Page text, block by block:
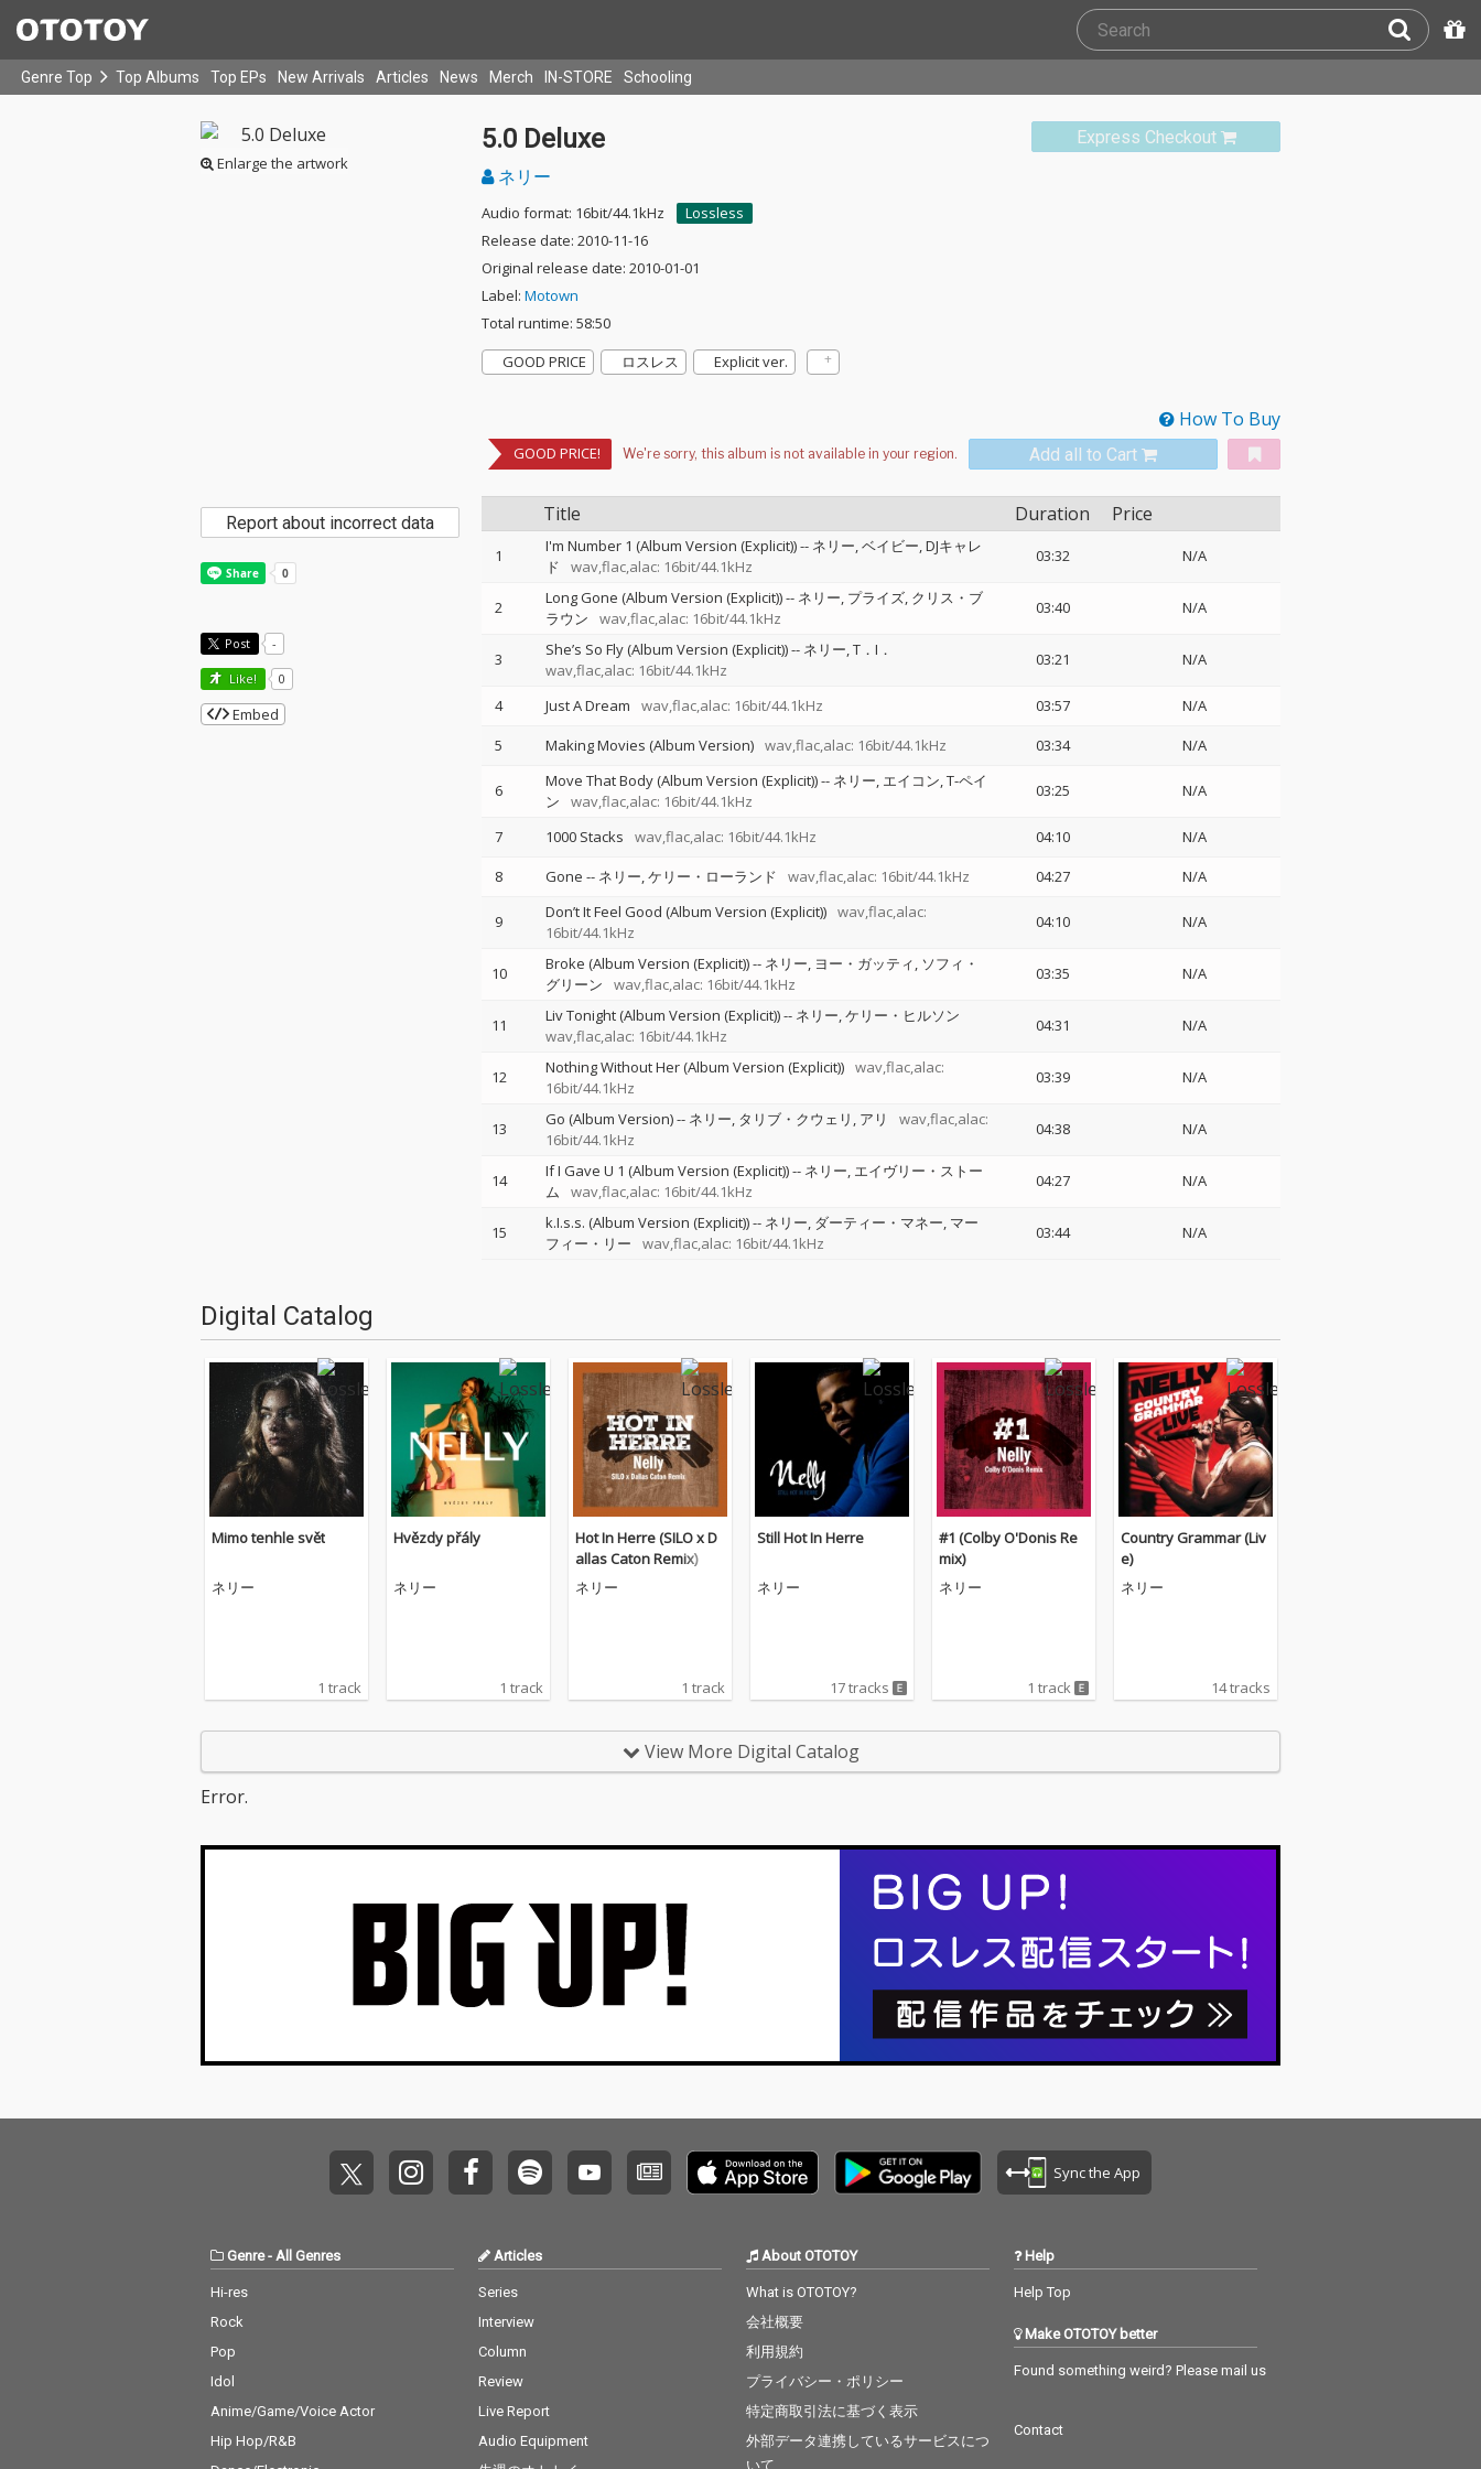
Genre Top Top Albums Top EPs New Arrivals Articles News Merch IN-STORE Schooling
Enlarge the artwork
Express Checkout
5.0 Deluxe
ネリー
Audio format: 16bit/44.1kHz
Lossless
Release date: 2010-11-16
Original release date: 2010-01-01
Label: Motown
Total runtime: 58:50
GOOD PRICE
ロスレス Explicit ver.
How To Buy
GOOD PRICE! Add all to Cart
Title Duration Price
1 I'm Number 1 (Album Version (Explicit))-- ネリー ベイビー DJキャレ
ド
wav,flac,alac: 16bit/44.1kHz
03:32 N/A
2 Long Gone (Album Version (Explicit))-- ネリー プライズ クリス・ブ
ラウン
wav,flac,alac: 16bit/44.1kHz
03:40 N/A
3 She’s So Fly (Album Version (Explicit))-- ネリー T．I．
wav,flac,alac: 16bit/44.1kHz
03:21 N/A
4 Just A Dream wav,flac,alac: 16bit/44.1kHz 03:57
N/A
5
Making Movies (Album Version) wav,flac,alac: 16bit/44.1kHz 03:34 N/A
6 Move That Body (Album Version (Explicit))-- ネリー エイコン T-ペイ
ン
wav,flac,alac: 16bit/44.1kHz
03:25 N/A
7 1000 Stacks wav,flac,alac: 16bit/44.1kHz 04:10
N/A
8
Gone -- ネリー ケリー・ローランド wav,flac,alac: 16bit/44.1kHz 04:27 N/A
9 Don’t It Feel Good (Album Version (Explicit)) wav,flac,alac:
16bit/44.1kHz
04:10 N/A
10 Broke (Album Version (Explicit))-- ネリー ヨー・ガッティ ソフィ・
グリーン
wav,flac,alac: 16bit/44.1kHz
03:35 N/A
11 Liv Tonight (Album Version (Explicit))-- ネリー ケリー・ヒルソン
wav,flac,alac: 16bit/44.1kHz
04:31 N/A
12 Nothing Without Her (Album Version (Explicit)) wav,flac,alac:
16bit/44.1kHz
03:39 N/A
13 Go (Album Version)-- ネリー タリブ・クウェリ アリ
wav,flac,alac:
16bit/44.1kHz
04:38 N/A
14 If I Gave U 1 (Album Version (Explicit))-- ネリー エイヴリー・ストー
ム
wav,flac,alac: 16bit/44.1kHz
04:27 N/A
15 k.I.s.s. (Album Version (Explicit))-- ネリー ダーティー・マネー マー
フィー・リー
wav,flac,alac: 16bit/44.1kHz
03:44 N/A
Report about incorrect data
Post -
Like! 0
Embed
Digital Catalog
Mimo tenhle svět
ネリー
1 track
Hvězdy přály
ネリー
1 track
Hot In Herre (SILO x D
allas Caton Remix)
ネリー
1 track
Still Hot In Herre
ネリー
17 tracks
#1 (Colby O'Donis Re
mix)
ネリー
1 track
Country Grammar (Liv
e)
ネリー
14 tracks
View More Digital Catalog
Error.
Sync the App
Genre- All Genres
Hi-res
Rock
Pop
Idol
Anime/Game/Voice Actor
Hip Hop/R&B
Articles
Series
Interview
Column
Review
Live Report
Audio Equipment
About OTOTOY
What is OTOTOY?
会社概要
利用規約
プライバシー・ポリシー
特定商取引法に基づく表示
外部データ連携しているサービスにつ
いて
Help
Help Top
Make OTOTOY better
Found something weird? Please mail us
Contact